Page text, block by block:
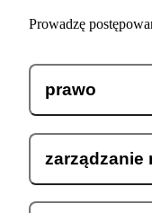
Prowadzę
prawo
zarządzanie